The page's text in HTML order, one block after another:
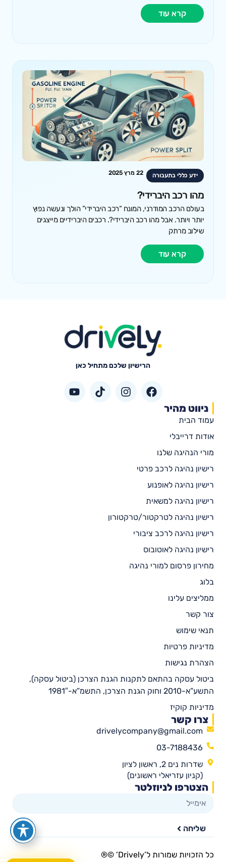
קרא עוד
ידע כללי בתעבורה 22 מרץ 2025
מהו רכב היברידי?
בעולם הרכב המודרני, המונח “רכב היברידי” הולך ונעשה נפוץ
יותר ויותר. אבל מהו רכב היברידי?. רכבים היברידיים מייצגים
שילוב מרתק
קרא עוד
הרישיון שלכם מתחיל כאן
ניווט מהיר
עמוד הבית
אודות דרייבלי
מורי הנהיגה שלנו
רישיון נהיגה לרכב פרטי
רישיון נהיגה לאופנוע
רישיון נהיגה למשאית
רישיון נהיגה לטרקטור/טרקטורון
רישיון נהיגה לרכב ציבורי
רישיון נהיגה לאוטובוס
מחירון פרסום למורי נהיגה
בלוג
ממליצים עלינו
צור קשר
תנאי שימוש
מדיניות פרטיות
הצהרת נגישות
ביטול עסקה בהתאם לתקנות הגנת הצרכן (ביטול עסקה),
התשע”א-2010 וחוק הגנת הצרכן, התשמ”א-1981″
מדיניות קוקיז
צרו קשר
drivelycompany@gmail.com
03-7188436
שדרות נים 2, ראשון לציון
(קניון עזריאלי ראשונים)
הצטרפו לניוזלטר
שליחה
כל הזכויות שמורות ל’Drively’ ©®​